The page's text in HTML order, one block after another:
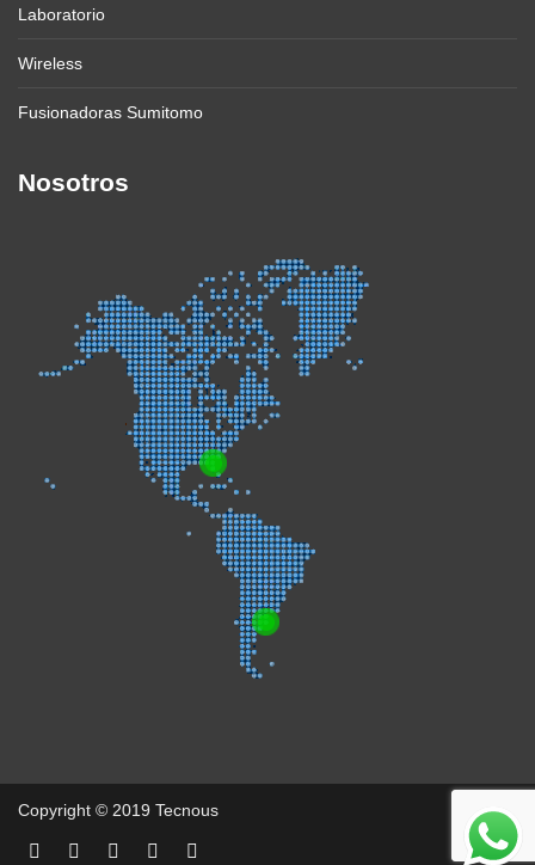
Laboratorio
Wireless
Fusionadoras Sumitomo
Nosotros
Copyright © 2019 Tecnous